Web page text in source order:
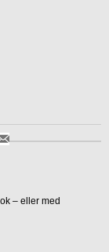
– eller med